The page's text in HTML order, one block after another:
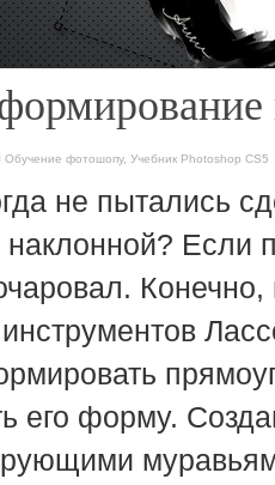
Обучение фотошопу, Учебник Photoshop CS5
не пытались
наклонной? Если
его форму.